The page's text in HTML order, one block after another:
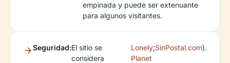
empinada y puede ser extenuante
para algunos visitantes.
Seguridad:El sitio se
considera
Lonely
Planet
;SinPostal.com).